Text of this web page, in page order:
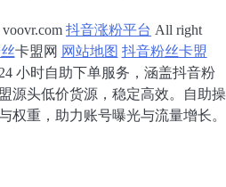
抖音涨粉平台 All right
卡盟网 网站地图 抖音粉丝卡盟
小时自助下单服务，涵盖抖音粉
源头低价货源，稳定高效。自助操
权重，助力账号曝光与流量增长。